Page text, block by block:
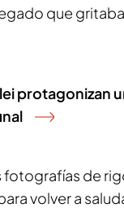
que
protagonizan
de
volver a